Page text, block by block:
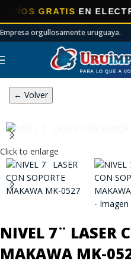
GRATISEN ELECTRO
Empresa orgullosamente uruguaya.
← Volver
Click to enlarge
NIVEL 7¨ LASER
MAKAWA MK-